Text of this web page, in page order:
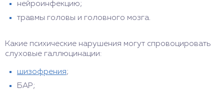
нейроинфекцию;
травмы головы и головного мозга.
Какие психические нарушения могут спровоцировать
слуховые галлюцинации:
шизофрения;
БАР;